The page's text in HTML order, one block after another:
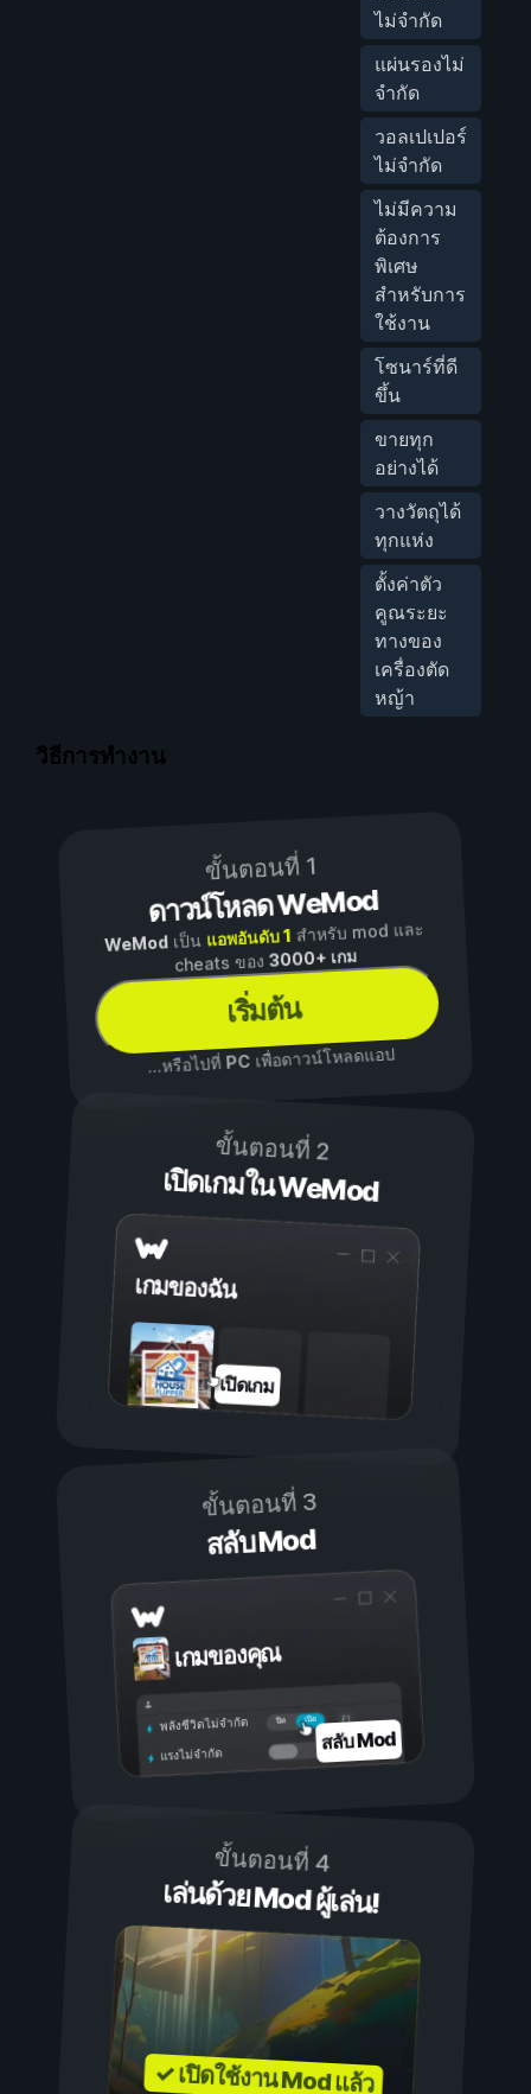
ไม่จำกัด
แผ่นรองไม่
จำกัด
วอลเปเปอร์
ไม่จำกัด
ไม่มีความ
ต้องการ
พิเศษ
สำหรับการ
ใช้งาน
โซนาร์ที่ดี
ขึ้น
ขายทุก
อย่างได้
วางวัตถุได้
ทุกแห่ง
ตั้งค่าตัว
คูณระยะ
ทางของ
เครื่องตัด
หญ้า
วิธีการทำงาน
ขั้นตอนที่ 1
ดาวน์โหลด WeMod
WeModเป็น แอพอันดับ 1 สำหรับ mod และ
cheats ของ3000+ เกม
เริ่มต้น
...หรือไปที่ PCเพื่อดาวน์โหลดแอป
ขั้นตอนที่ 2
เปิดเกมใน WeMod
เกมของฉัน
เปิดเกม
ขั้นตอนที่ 3
สลับ Mod
เกมของคุณ
เปิด
ปิด
พลังชีวิตไม่จำกัด
แรงไม่จำกัด สลับ Mod
ขั้นตอนที่ 4
เล่นด้วย Mod ผู้เล่น!
✓ เปิดใช้งาน Mod แล้ว